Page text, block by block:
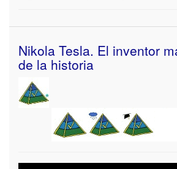
Nikola Tesla. El inventor
de la historia